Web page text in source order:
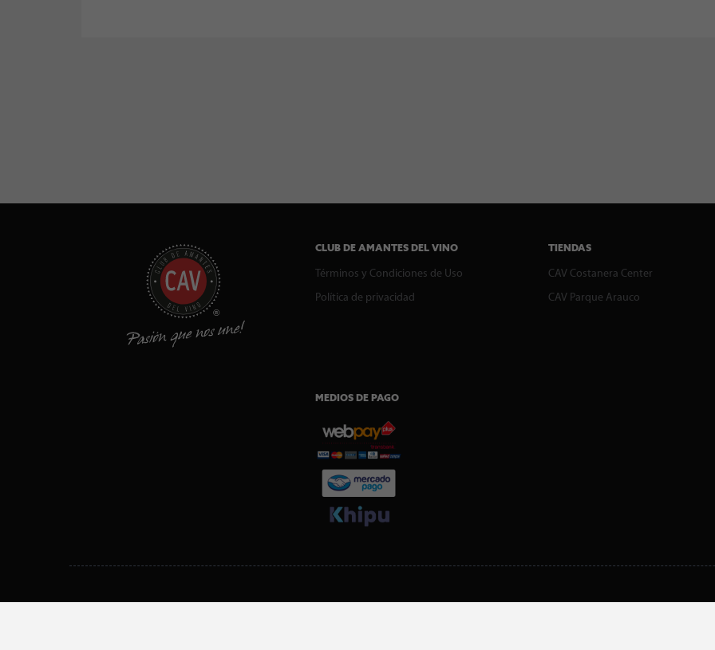
CLUB DE AMANTES DEL VINO
Términos y Condiciones de Uso
Política de privacidad
TIENDAS
CAV Costanera Center
CAV Parque Arauco
MEDIOS DE PAGO